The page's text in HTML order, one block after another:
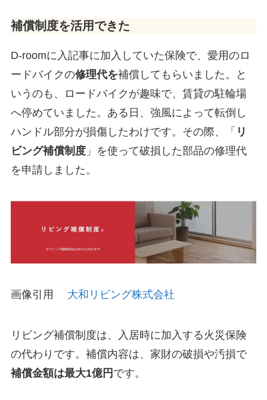
補償制度を活用できた
D-roomに入記事に加入していた保険で、愛用のロ
ードバイクの修理代を補償してもらいました。と
いうのも、ロードバイクが趣味で、賃貸の駐輪場
へ停めていました。ある日、強風によって転倒し
ハンドル部分が損傷したわけです。その際、「 リ
ビング補償制度」を使って破損した部品の修理代
を申請しました。
画像引用 大和リビング株式会社
リビング補償制度は、入居時に加入する火災保険
の代わりです。補償内容は、家財の破損や汚損で
補償金額は最大1億円 です。